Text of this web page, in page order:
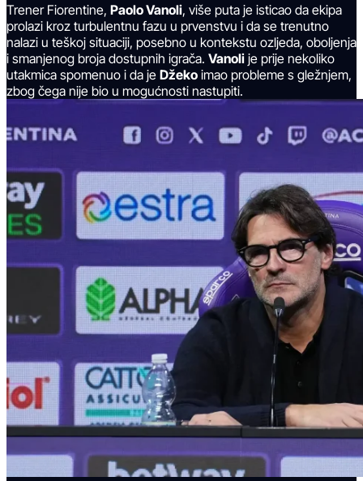
Trener Fiorentine, Paolo Vanoli, više puta je isticao da ekipa
prolazi kroz turbulentnu fazu u prvenstvu i da se trenutno
nalazi u teškoj situaciji, posebno u kontekstu ozljeda, oboljenja
i smanjenog broja dostupnih igrača. Vanoli je prije nekoliko
utakmica spomenuo i da je Džeko imao probleme s gležnjem,
zbog čega nije bio u mogućnosti nastupiti.